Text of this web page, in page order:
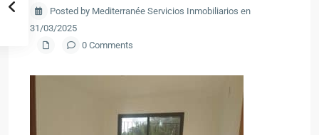
Posted by Mediterranée Servicios Inmobiliarios en
31/03/2025
0 Comments